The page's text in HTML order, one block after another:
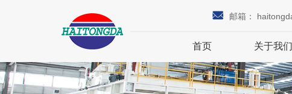
邮箱：
首页 关于我们